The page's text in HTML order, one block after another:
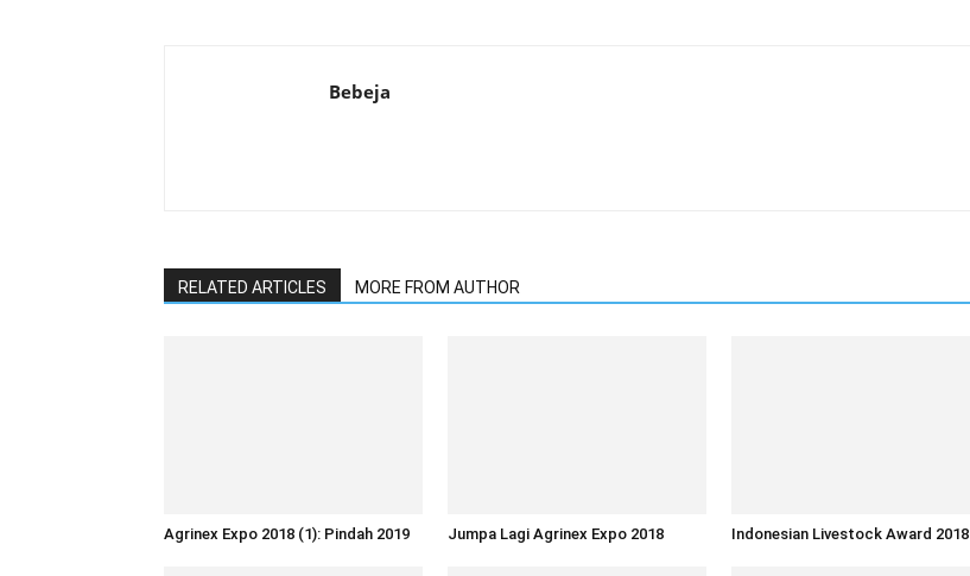
Bebeja
RELATED ARTICLES MORE FROM AUTHOR
Agrinex Expo 2018 (1): Pindah 2019 Jumpa Lagi Agrinex Expo 2018 Indonesian Livestock Award 2018